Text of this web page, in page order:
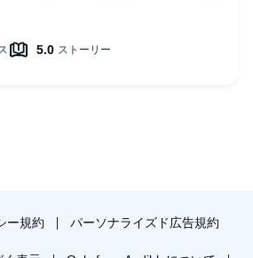
で伝わるため、映像がなくても十分に
技は必聴。
ー規約 パーソナライズド広告規約